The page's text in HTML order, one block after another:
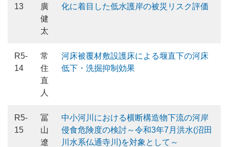
13
廣
健
太
化に着目した低水護岸の被災リスク評価
R5-
14
常
住
直
人
河床被覆材敷設護床による堰直下の河床
低下・洗掘抑制効果
R5-
15
冨
山
遼
中小河川における横断構造物下流の河岸
侵食危険度の検討～令和3年7月洪水(沼田
川水系仏通寺川)を対象として～